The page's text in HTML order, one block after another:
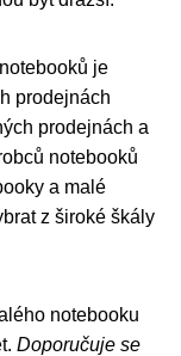
je
prodejnách
prodejnách a
notebooků
a malé
z široké škály
notebooku
Doporučuje se